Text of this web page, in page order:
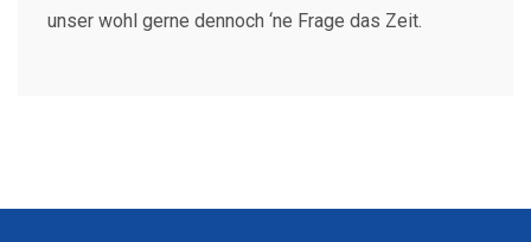
unser wohl gerne dennoch ‘ne Frage das Zeit.